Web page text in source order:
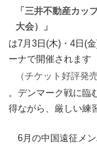
「三井不動産カッ
大会）」
は7月3日(木)・4日(
ーナで開催されます
（チケット好評発売
。デンマーク戦に臨
得ながら、厳しい練
6月の中国遠征メン